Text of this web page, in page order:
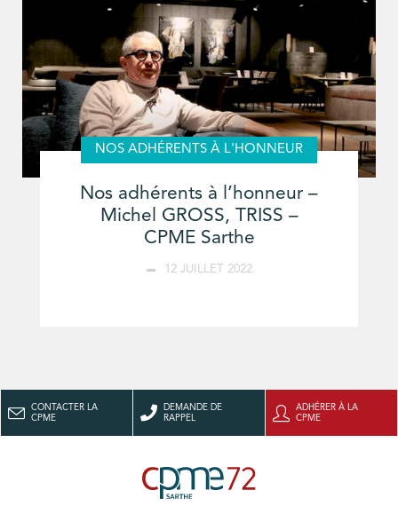
NOS ADHÉRENTS À L'HONNEUR
Nos adhérents à l’honneur –
Michel GROSS, TRISS –
CPME Sarthe
12 JUILLET 2022
CONTACTER LA
CPME
DEMANDE DE
RAPPEL
ADHÉRER À LA
CPME